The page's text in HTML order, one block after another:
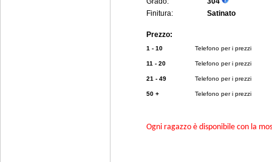
Finitura:
Satinato
Prezzo:
1 - 10 Telefono per i prezzi
11 - 20 Telefono per i prezzi
21 - 49 Telefono per i prezzi
50 + Telefono per i prezzi
Ogni ragazzo è disponibile con la